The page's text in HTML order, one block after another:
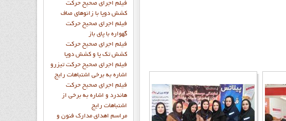
فيلم اجراي صحيح حرکت
كشش دوپا با زانوهاي صاف
فيلم اجراي صحيح حرکت
گهواره با پاي باز
فيلم اجراي صحيح حرکت
کشش تک پا و کشش دوپا
فيلم اجراي صحيح حرکت تيزرو
اشاره به برخي اشتباهات رايج
فيلم اجراي صحيح حرکت
هاندرد و اشاره به برخي از
اشتباهات رايج
مراسم اهدای مدارک فنون و